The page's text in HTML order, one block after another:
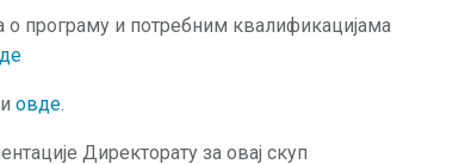
програму и потребним квалификацијама
овде.
Директорату за овај скуп